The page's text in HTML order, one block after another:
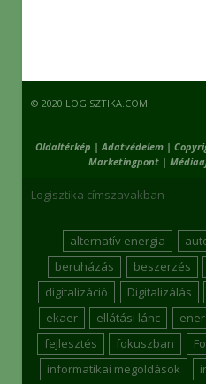
© 2020 LOGISZTIKA.COM
Oldaltérkép | Adatvédelem |
Marketingpont|
Logisztika címszavakban
alternatív energia
beruházás
beszerzés
digitalizáció
Digitalizálás
ekaer
ellátási lánc
fejlesztés
fokuszban
informatikai megoldások